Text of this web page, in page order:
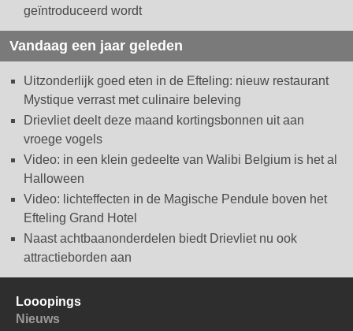
geïntroduceerd wordt
Vandaag een jaar geleden
Uitzonderlijk goed eten in de Efteling: nieuw restaurant
Mystique verrast met culinaire beleving
Drievliet deelt deze maand kortingsbonnen uit aan
vroege vogels
Video: in een klein gedeelte van Walibi Belgium is het al
Halloween
Video: lichteffecten in de Magische Pendule boven het
Efteling Grand Hotel
Naast achtbaanonderdelen biedt Drievliet nu ook
attractieborden aan
Looopings
Nieuws